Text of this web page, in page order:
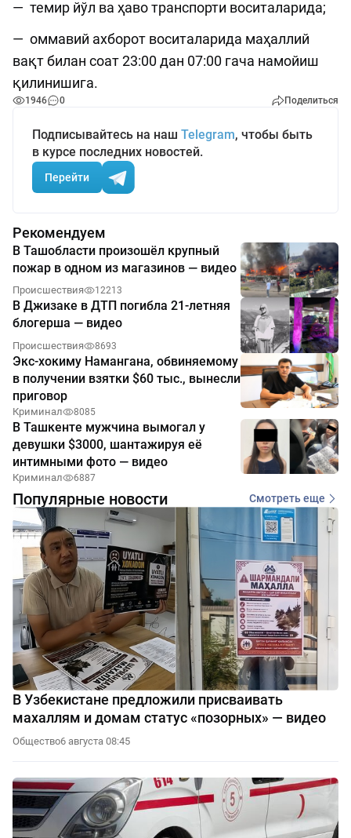
— темир йўл ва ҳаво транспорти воситаларида;
— оммавий ахборот воситаларида маҳаллий
вақт билан соат 23:00 дан 07:00 гача намойиш
қилинишига.
1946 0 Поделиться
Подписывайтесь на наш Telegram, чтобы быть
в курсе последних новостей.
Перейти
Рекомендуем
В Ташобласти произошёл крупный
пожар в одном из магазинов — видео
Происшествия 12213
В Джизаке в ДТП погибла 21-летняя
блогерша — видео
Происшествия 8693
Экс-хокиму Намангана, обвиняемому
в получении взятки $60 тыс., вынесли
приговор
Криминал 8085
В Ташкенте мужчина вымогал у
девушки $3000, шантажируя её
интимными фото — видео
Криминал 6887
Популярные новости Смотреть еще
В Узбекистане предложили присваивать
махаллям и домам статус «позорных» — видео
Общество6 августа 08:45